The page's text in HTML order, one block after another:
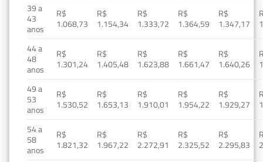
39 a
43
anos
R$
1.068,73
R$
1.154,34
R$
1.333,72
R$
1.364,59
R$
1.347,17
44 a
48
anos
R$
1.301,24
R$
1.405,48
R$
1.623,88
R$
1.661,47
R$
1.640,26
49 a
53
anos
R$
1.530,52
R$
1.653,13
R$
1.910,01
R$
1.954,22
R$
1.929,27
54 a
58
anos
R$
1.821,32
R$
1.967,22
R$
2.272,91
R$
2.325,52
R$
2.295,83